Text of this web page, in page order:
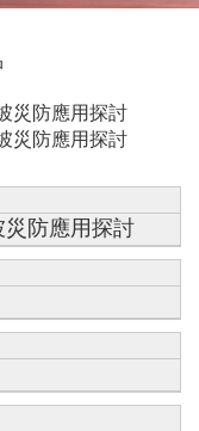
災防應用探討
災防應用探討
災防應用探討